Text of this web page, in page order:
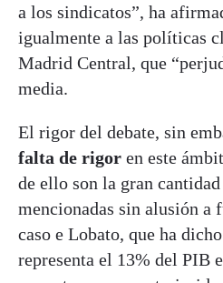
a los sindicatos”, ha
igualmente a las políticas
Madrid Central, que
media.
El rigor del debate, sin
falta de rigor en este
de ello son la gran
mencionadas sin alusión a
caso e Lobato, que ha
representa el 13% del PIB